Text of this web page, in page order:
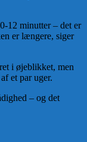
12 minutter – det er
er længere, siger
i øjeblikket, men
et par uger.
– og det